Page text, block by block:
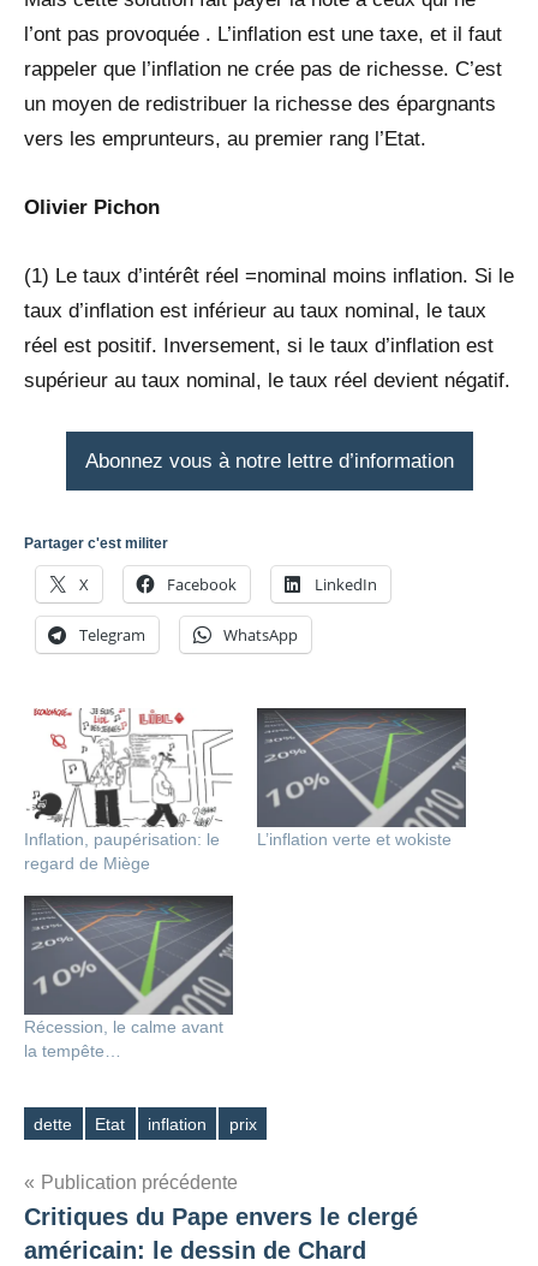
l’ont pas provoquée . L’inflation est une taxe, et il faut
rappeler que l’inflation ne crée pas de richesse. C’est
un moyen de redistribuer la richesse des épargnants
vers les emprunteurs, au premier rang l’Etat.
Olivier Pichon
(1) Le taux d’intérêt réel =nominal moins inflation. Si le
taux d’inflation est inférieur au taux nominal, le taux
réel est positif. Inversement, si le taux d’inflation est
supérieur au taux nominal, le taux réel devient négatif.
Abonnez vous à notre lettre d’information
Partager c'est militer
X Facebook LinkedIn
Telegram WhatsApp
Inflation, paupérisation: le
regard de Miège
L’inflation verte et wokiste
Récession, le calme avant
la tempête…
Étiquettes
dette Etat inflation prix
Navigation
de
Publication précédente
Critiques du Pape envers le clergé
américain: le dessin de Chard